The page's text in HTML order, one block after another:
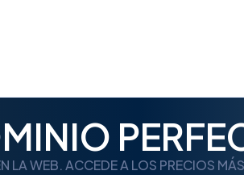
LA WEB. ACCEDE A LOS PRECIOS